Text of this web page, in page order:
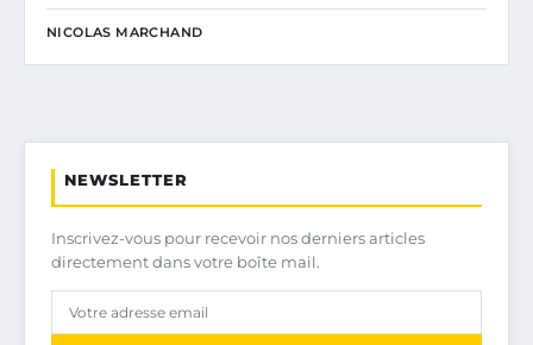
NICOLAS MARCHAND
NEWSLETTER
Inscrivez-vous pour recevoir nos derniers articles
directement dans votre boîte mail.